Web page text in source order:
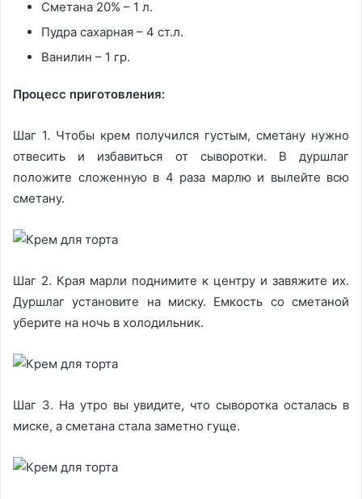
Сметана 20% – 1 л.
Пудра сахарная – 4 ст.л.
Ванилин – 1 гр.
Процесс приготовления:
Шаг 1. Чтобы крем получился густым, сметану нужно
отвесить и избавиться от сыворотки. В дуршлаг
положите сложенную в 4 раза марлю и вылейте всю
сметану.
Шаг 2. Края марли поднимите к центру и завяжите их.
Дуршлаг установите на миску. Емкость со сметаной
уберите на ночь в холодильник.
Шаг 3. На утро вы увидите, что сыворотка осталась в
миске, а сметана стала заметно гуще.